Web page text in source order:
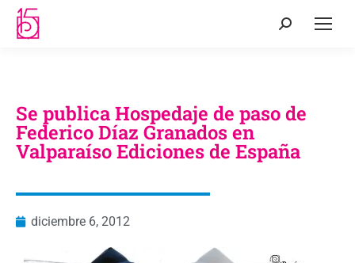
Se publica Hospedaje de paso de
Federico Díaz Granados en
Valparaíso Ediciones de España
diciembre 6, 2012